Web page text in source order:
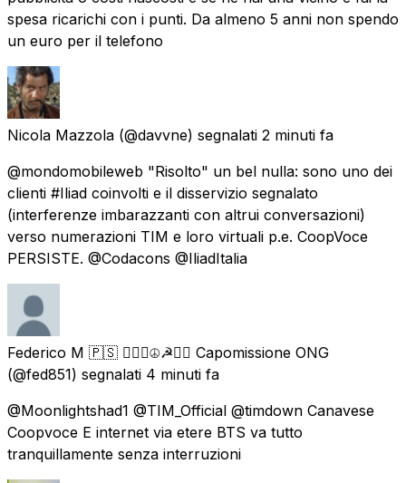
spesa ricarichi con i punti. Da almeno 5 anni non spendo
un euro per il telefono
Nicola Mazzola (@davvne) segnalati 2 minuti fa
@mondomobileweb "Risolto" un bel nulla: sono uno dei
clienti #Iliad coinvolti e il disservizio segnalato
(interferenze imbarazzanti con altrui conversazioni)
verso numerazioni TIM e loro virtuali p.e. CoopVoce
PERSISTE. @Codacons @IliadItalia
Federico M 🇵🇸 ✊🏿🌈☮️☭🏴‍☠️ Capomissione ONG
(@fed851) segnalati 4 minuti fa
@Moonlightshad1 @TIM_Official @timdown Canavese
Coopvoce E internet via etere BTS va tutto
tranquillamente senza interruzioni